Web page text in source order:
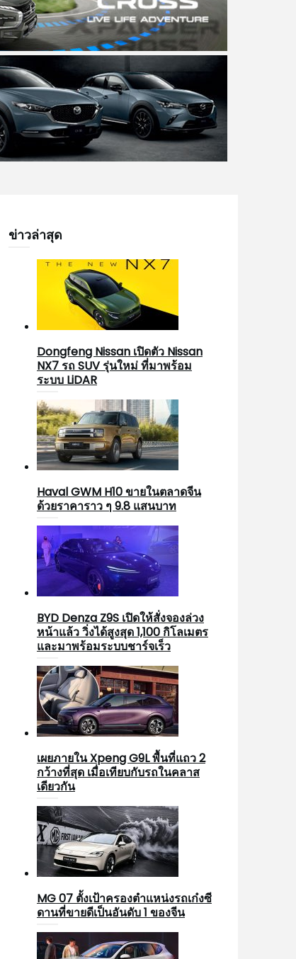
ข่าวล่าสุด
Dongfeng Nissan เปิดตัว Nissan
NX7 รถ SUV รุ่นใหม่ ที่มาพร้อม
ระบบ LiDAR
Haval GWM H10 ขายในตลาดจีน
ด้วยราคาราว ๆ 9.8 แสนบาท
BYD Denza Z9S เปิดให้สั่งจองล่วง
หน้าแล้ว วิ่งได้สูงสุด 1,100 กิโลเมตร
และมาพร้อมระบบชาร์จเร็ว
เผยภายใน Xpeng G9L พื้นที่แถว 2
กว้างที่สุด เมื่อเทียบกับรถในคลาส
เดียวกัน
MG 07 ตั้งเป้าครองตำแหน่งรถเก๋งซี
ดานที่ขายดีเป็นอันดับ 1 ของจีน